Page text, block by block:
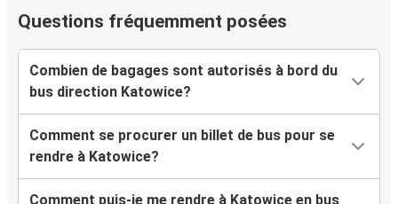
Questions fréquemment posées
Combien de bagages sont autorisés à bord du
bus direction Katowice?
Comment se procurer un billet de bus pour se
rendre à Katowice?
Comment puis-je me rendre à Katowice en bus